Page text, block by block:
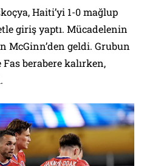
Haiti’yi 1-0 mağlup
giriş yaptı. Mücadelenin
McGinn’den geldi. Grubun
berabere kalırken,